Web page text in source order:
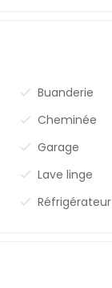
Buanderie
Cheminée
Garage
Lave linge
Réfrigérateur